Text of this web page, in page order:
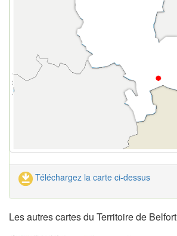
Téléchargez la carte ci-dessus
Les autres cartes du Territoire de Belfort